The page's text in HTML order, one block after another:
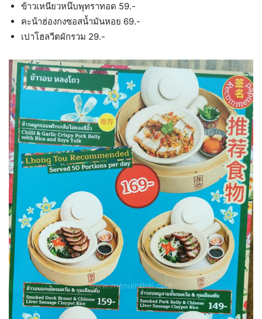
ข้าวเหนียวหนึบพุทราทอด 59.-
คะน้าฮ่องกงซอสน้ำมันหอย 69.-
เปาโฮลวีตผักรวม 29.-